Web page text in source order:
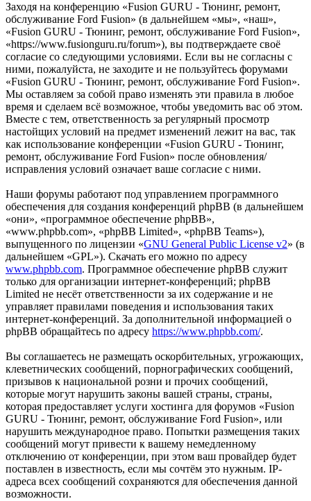
Заходя на конференцию «Fusion GURU - Тюнинг, ремонт,
обслуживание Ford Fusion» (в дальнейшем «мы», «наш»,
«Fusion GURU - Тюнинг, ремонт, обслуживание Ford Fusion»,
«https://www.fusionguru.ru/forum»), вы подтверждаете своё
согласие со следующими условиями. Если вы не согласны с
ними, пожалуйста, не заходите и не пользуйтесь форумами
«Fusion GURU - Тюнинг, ремонт, обслуживание Ford Fusion».
Мы оставляем за собой право изменять эти правила в любое
время и сделаем всё возможное, чтобы уведомить вас об этом.
Вместе с тем, ответственность за регулярный просмотр
настойщих условий на предмет изменений лежит на вас, так
как использование конференции «Fusion GURU - Тюнинг,
ремонт, обслуживание Ford Fusion» после обновления/
исправления условий означает ваше согласие с ними.
Наши форумы работают под управлением программного
обеспечения для создания конференций phpBB (в дальнейшем
«они», «программное обеспечение phpBB»,
«www.phpbb.com», «phpBB Limited», «phpBB Teams»),
выпущенного по лицензии «GNU General Public License v2» (в
дальнейшем «GPL»). Скачать его можно по адресу
www.phpbb.com. Программное обеспечение phpBB служит
только для организации интернет-конференций; phpBB
Limited не несёт ответственности за их содержание и не
управляет правилами поведения и использования таких
интернет-конференций. За дополнительной информацией о
phpBB обращайтесь по адресу https://www.phpbb.com/.
Вы соглашаетесь не размещать оскорбительных, угрожающих,
клеветнических сообщений, порнографических сообщений,
призывов к национальной розни и прочих сообщений,
которые могут нарушить законы вашей страны, страны,
которая предоставляет услуги хостинга для форумов «Fusion
GURU - Тюнинг, ремонт, обслуживание Ford Fusion», или
нарушить международное право. Попытки размещения таких
сообщений могут привести к вашему немедленному
отключению от конференции, при этом ваш провайдер будет
поставлен в известность, если мы сочтём это нужным. IP-
адреса всех сообщений сохраняются для обеспечения данной
возможности.